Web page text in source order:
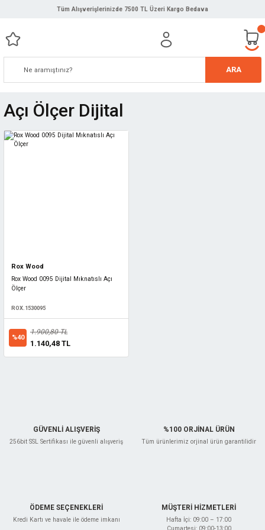
Tüm Alışverişlerinizde 7500 TL Üzeri Kargo Bedava
ARA
Açı Ölçer Dijital
Rox Wood
Rox Wood 0095 Dijital Mıknatıslı Açı
Ölçer
ROX.1530095
%40
1.900,80 TL
1.140,48 TL
GÜVENLİ ALIŞVERİŞ
256bit SSL Sertifikası ile güvenli alışveriş
%100 ORJİNAL ÜRÜN
Tüm ürünlerimiz orjinal ürün garantilidir
ÖDEME SEÇENEKLERİ
Kredi Kartı ve havale ile ödeme imkanı
MÜŞTERİ HİZMETLERİ
Hafta İçi: 09:00 – 17:00
Cumartesi: 09:00-13:00